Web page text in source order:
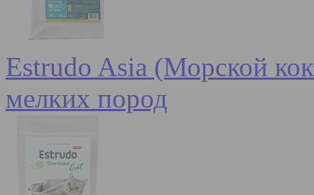
Estrudo Asia (Морской
мелких пород